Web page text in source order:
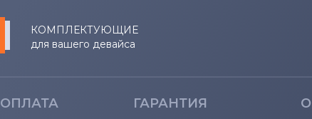
КОМПЛЕКТУЮЩИЕ
для вашего девайса
ОПЛАТА ГАРАНТИЯ